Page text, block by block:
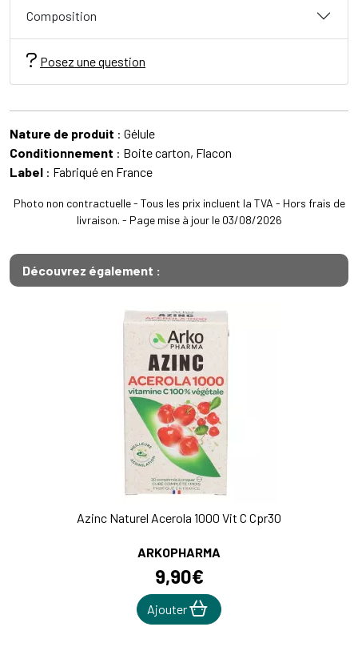
Composition
Posez une question
Nature de produit : Gélule
Conditionnement : Boite carton, Flacon
Label : Fabriqué en France
Photo non contractuelle - Tous les prix incluent la TVA - Hors frais de
livraison. - Page mise à jour le 03/08/2026
Découvrez également :
Azinc Naturel Acerola 1000 Vit C Cpr30
ARKOPHARMA
9,90€
Ajouter